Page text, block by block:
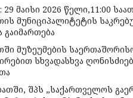
29 მაისი 2026 წელი,11:00
მუნიციპალიტეტის
გაიმართება
მუზეუმების
სხვადასხვა
შპს „საქართველოს